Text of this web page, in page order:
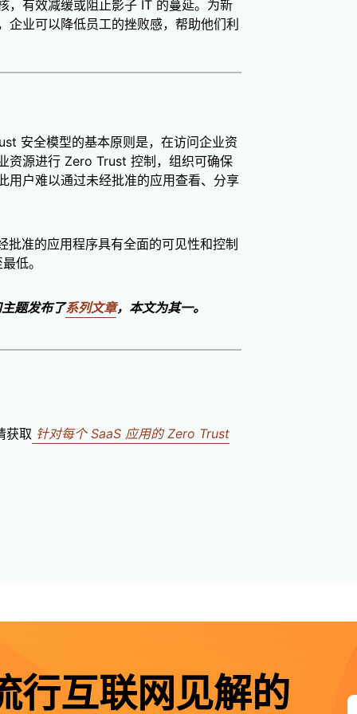
，有效减缓或阻止影子 IT 的蔓延。为新
业可以降低员工的挫败感，帮助他们利
安全模型的基本原则是，在访问企业资
资源进行 Zero Trust 控制，组织可确保
用户难以通过未经批准的应用查看、分享
准的应用程序具有全面的可见性和控制
低。
题发布了系列文章，本文为其一。
获取 针对每个 SaaS 应用的 Zero Trust
行互联网见解的